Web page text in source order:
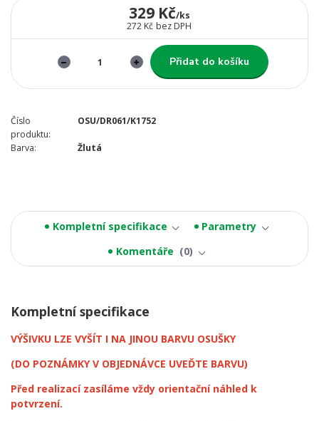
329 Kč/ks
272 Kč bez DPH
Přidat do košíku
Číslo
produktu:
OSU/DR061/K1752
Barva: Žlutá
Kompletní specifikace
Parametry
Komentáře
0
Kompletní specifikace
VÝŠIVKU LZE VYŠÍT I NA JINOU BARVU OSUŠKY
(DO POZNÁMKY V OBJEDNÁVCE UVEĎTE BARVU)
Před realizací zasíláme vždy orientační náhled k
potvrzení.